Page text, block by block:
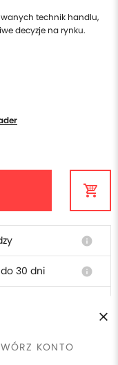
KONTO
technik handlu,
decyzje na rynku.
info
30 dni info